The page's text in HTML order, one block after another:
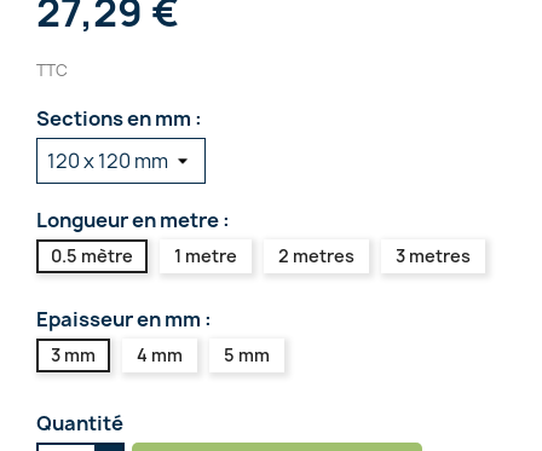
27,29 €
TTC
Sections en mm :
Longueur en metre :
0.5 mètre 1 metre 2 metres 3 metres
Epaisseur en mm :
3 mm 4 mm 5 mm
Quantité